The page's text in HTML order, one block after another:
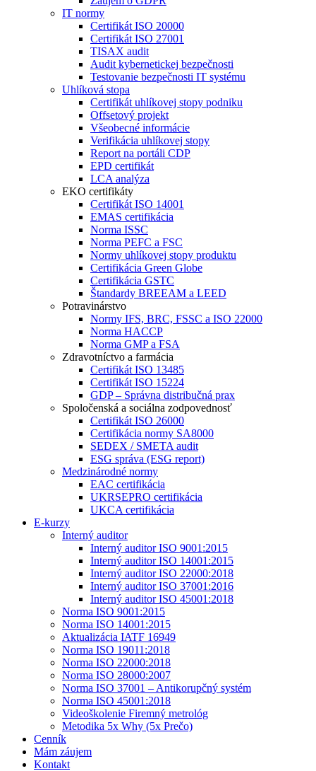
IT normy
Certifikát ISO 20000
Certifikát ISO 27001
TISAX audit
Audit kybernetickej bezpečnosti
Testovanie bezpečnosti IT systému
Uhlíková stopa
Certifikát uhlíkovej stopy podniku
Offsetový projekt
Všeobecné informácie
Verifikácia uhlíkovej stopy
Report na portáli CDP
EPD certifikát
LCA analýza
EKO certifikáty
Certifikát ISO 14001
EMAS certifikácia
Norma ISSC
Norma PEFC a FSC
Normy uhlíkovej stopy produktu
Certifikácia Green Globe
Certifikácia GSTC
Štandardy BREEAM a LEED
Potravinárstvo
Normy IFS, BRC, FSSC a ISO 22000
Norma HACCP
Norma GMP a FSA
Zdravotníctvo a farmácia
Certifikát ISO 13485
Certifikát ISO 15224
GDP – Správna distribučná prax
Spoločenská a sociálna zodpovednosť
Certifikát ISO 26000
Certifikácia normy SA8000
SEDEX / SMETA audit
ESG správa (ESG report)
Medzinárodné normy
EAC certifikácia
UKRSEPRO certifikácia
UKCA certifikácia
E-kurzy
Interný auditor
Interný auditor ISO 9001:2015
Interný auditor ISO 14001:2015
Interný auditor ISO 22000:2018
Interný auditor ISO 37001:2016
Interný auditor ISO 45001:2018
Norma ISO 9001:2015
Norma ISO 14001:2015
Aktualizácia IATF 16949
Norma ISO 19011:2018
Norma ISO 22000:2018
Norma ISO 28000:2007
Norma ISO 37001 – Antikorupčný systém
Norma ISO 45001:2018
Videoškolenie Firemný metrológ
Metodika 5x Why (5x Prečo)
Cenník
Mám záujem
Kontakt